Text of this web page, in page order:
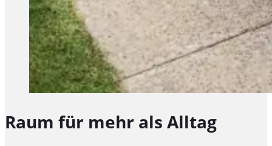
Raum für mehr als Alltag